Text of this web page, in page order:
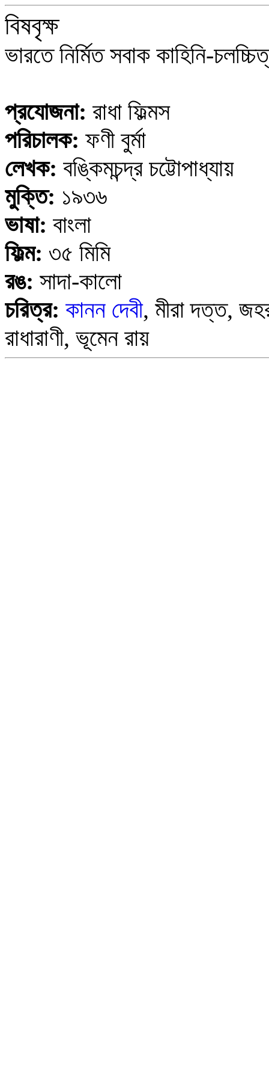
বিষবৃক্ষ
ভারতে নির্মিত সবাক কাহিনি-
প্রযোজনা: রাধা ফিল্মস
পরিচালক: ফণী বুর্মা
লেখক: বঙ্কিমচন্দ্র চট্টোপাধ্যায়
মুক্তি: ১৯৩৬
ভাষা: বাংলা
ফিল্ম: ৩৫ মিমি
রঙ: সাদা-কালো
চরিত্র: কানন দেবী, মীরা দত্ত,
রাধারাণী, ভূমেন রায়